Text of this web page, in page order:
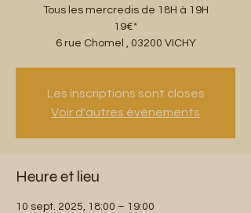
Tous les mercredis de 18H à 19H
19€*
6 rue Chomel , 03200 VICHY
Les inscriptions sont closes
Voir d'autres événements
Heure et lieu
10 sept. 2025, 18:00 – 19:00